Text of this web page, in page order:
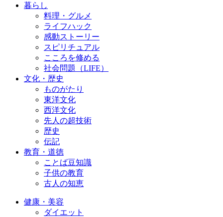
暮らし
料理・グルメ
ライフハック
感動ストーリー
スピリチュアル
こころを修める
社会問題（LIFE）
文化・歴史
ものがたり
東洋文化
西洋文化
先人の超技術
歴史
伝記
教育・道徳
ことば豆知識
子供の教育
古人の知恵
健康・美容
ダイエット